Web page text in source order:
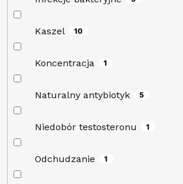
Kaszel 10
Koncentracja 1
Naturalny antybiotyk 5
Niedobór testosteronu 1
Odchudzanie 1